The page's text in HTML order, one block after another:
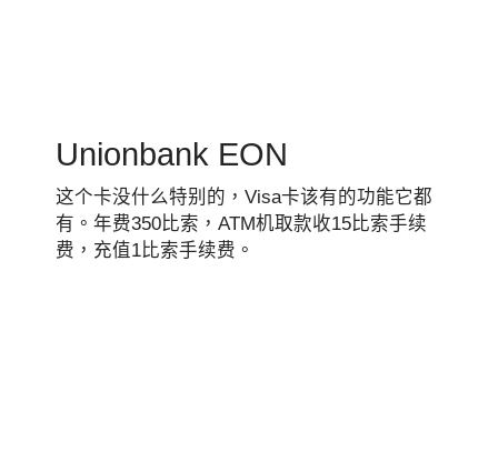
Unionbank EON
这个卡没什么特别的，Visa卡该有的功能它都
有。年费350比索，ATM机取款收15比索手续
费，充值1比索手续费。